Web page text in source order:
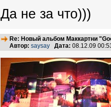
Да не за что)))
Re: Новый альбом Маккартни
Автор: saysay Дата: 08.12.09